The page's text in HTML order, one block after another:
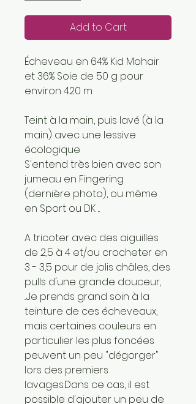
Add to Cart
Écheveau en 64% Kid Mohair
et 36% Soie de 50 g pour
environ 420 m
Teint à la main, puis lavé (à la
main) avec une lessive
écologique
S'entend très bien avec son
jumeau en Fingering
(dernière photo), ou même
en Sport ou DK ...
A tricoter avec des aiguilles
de 2,5 à 4 et/ou crocheter en
3 - 3,5 pour de jolis châles, des
pulls d'une grande douceur,
...Je prends grand soin à la
teinture de ces écheveaux,
mais certaines couleurs en
particulier les plus foncées
peuvent un peu "dégorger"
lors des premiers
lavages.Dans ce cas, il est
possible d'ajouter un peu de